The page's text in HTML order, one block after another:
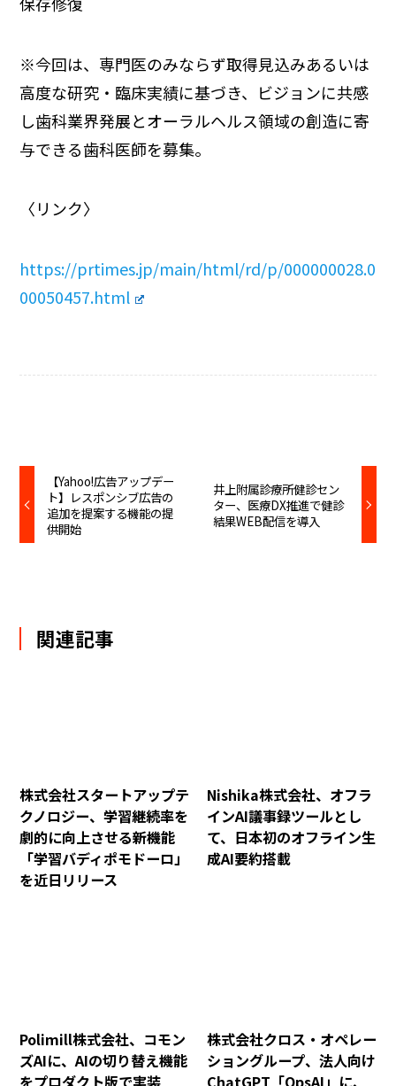
※今回は、専門医のみならず取得見込みあるいは
高度な研究・臨床実績に基づき、ビジョンに共感
し歯科業界発展とオーラルヘルス領域の創造に寄
与できる歯科医師を募集。
〈リンク〉
https://prtimes.jp/main/html/rd/p/000000028.0
00050457.html
【Yahoo!広告アップデー
ト】レスポンシブ広告の
追加を提案する機能の提
供開始
井上附属診療所健診セン
ター、医療DX推進で健診
結果WEB配信を導入
関連記事
株式会社スタートアップテ
クノロジー、学習継続率を
劇的に向上させる新機能
「学習バディポモドーロ」
を近日リリース
Nishika株式会社、オフラ
インAI議事録ツールとし
て、日本初のオフライン生
成AI要約搭載
Polimill株式会社、コモン
ズAIに、AIの切り替え機能
をプロダクト版で実装
株式会社クロス・オペレー
ショングループ、法人向け
ChatGPT「OpsAI」に、